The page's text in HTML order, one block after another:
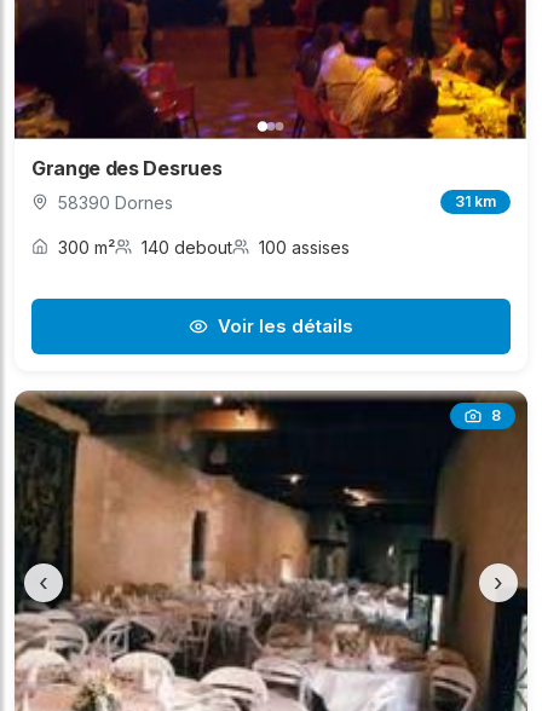
Grange des Desrues
58390 Dornes 31 km
300 m² 140 debout 100 assises
Voir les détails
8
‹ ›